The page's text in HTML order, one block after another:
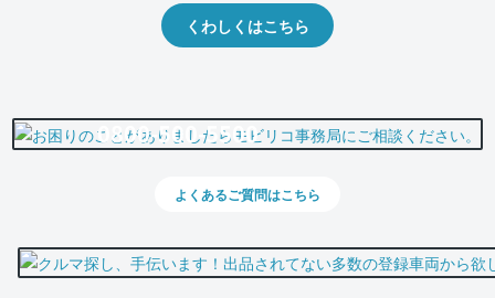
くわしくはこちら
0800-500-5500
よくあるご質問はこちら